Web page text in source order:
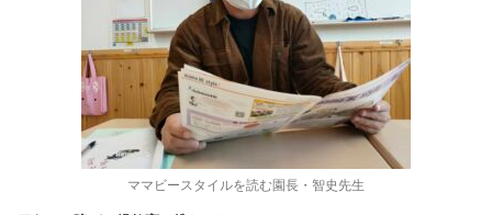
ママビースタイルを読む園長・智史先生